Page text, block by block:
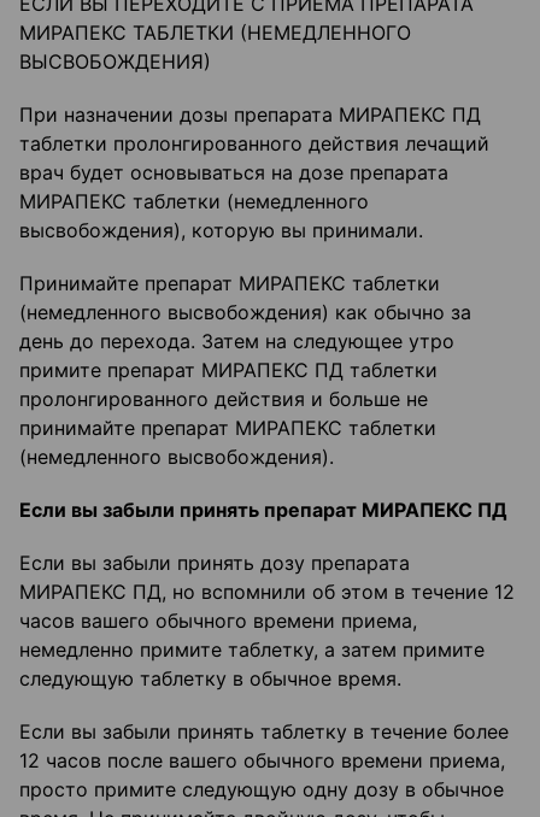
МИРАПЕКС ТАБЛЕТКИ (НЕМЕДЛЕННОГО
ВЫСВОБОЖДЕНИЯ)
При назначении дозы препарата МИРАПЕКС ПД
таблетки пролонгированного действия лечащий
врач будет основываться на дозе препарата
МИРАПЕКС таблетки (немедленного
высвобождения), которую вы принимали.
Принимайте препарат МИРАПЕКС таблетки
(немедленного высвобождения) как обычно за
день до перехода. Затем на следующее утро
примите препарат МИРАПЕКС ПД таблетки
пролонгированного действия и больше не
принимайте препарат МИРАПЕКС таблетки
(немедленного высвобождения).
Если вы забыли принять препарат МИРАПЕКС ПД
Если вы забыли принять дозу препарата
МИРАПЕКС ПД, но вспомнили об этом в течение 12
часов вашего обычного времени приема,
немедленно примите таблетку, а затем примите
следующую таблетку в обычное время.
Если вы забыли принять таблетку в течение более
12 часов после вашего обычного времени приема,
просто примите следующую одну дозу в обычное